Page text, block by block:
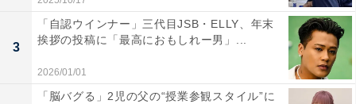
3
「自認ウインナー」三代目JSB・ELLY、年末
挨拶の投稿に「最高におもしれー男」...
2026/01/01
「脳バグる」2児の父の“授業参観スタイル”に